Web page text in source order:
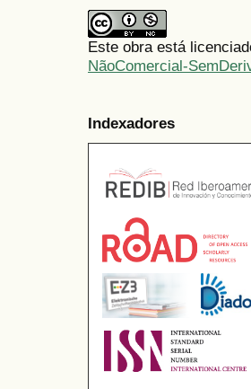
Este obra está
NãoComercial-
Indexadores